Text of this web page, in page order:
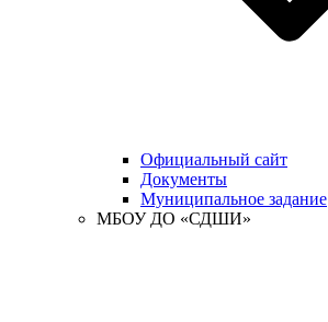
Официальный сайт
Документы
Муниципальное задание
МБОУ ДО «СДШИ»